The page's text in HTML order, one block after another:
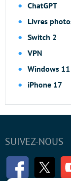
ChatGPT
Livres
Switch 2
VPN
Windows 11
iPhone 17
SUIVEZ-NOUS
Facebook